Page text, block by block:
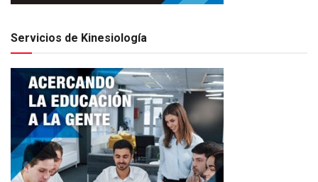
Servicios de Kinesiología